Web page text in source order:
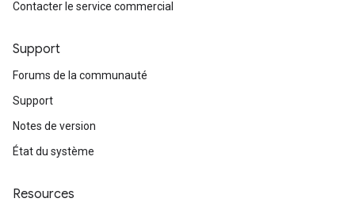
Contacter le service commercial
Support
Forums de la communauté
Support
Notes de version
État du système
Resources